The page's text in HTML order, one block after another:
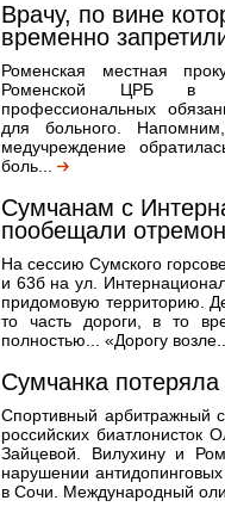
Врачу, по вине
временно
Роменская местная
Роменской ЦРБ в
профессиональных
для больного.
медучреждение
боль...
Сумчанам с
пообещали
На сессию Сумского
и 63б на ул.
придомовую территорию.
то часть дороги, в то
полностью... «Дорогу
Сумчанка
Спортивный арбитражный
российских
Зайцевой. Вилухину и
нарушении
в Сочи. Международный